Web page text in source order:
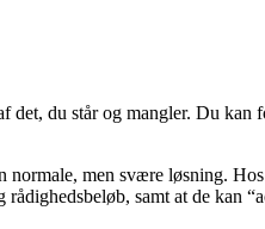
du står og mangler. Du
men svære løsning.
samt at de kan